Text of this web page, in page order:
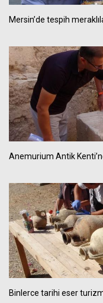
Mersin’de tespih
Anemurium Antik
Binlerce tarihi eser